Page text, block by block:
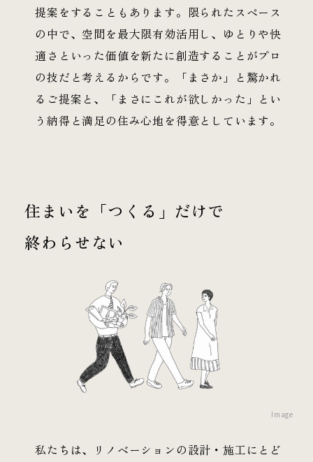
提案をすることもあります。限られたスペース
の中で、空間を最大限有効活用し、ゆとりや快
適さといった価値を新たに創造することがプロ
の技だと考えるからです。「まさか」と驚かれ
るご提案と、「まさにこれが欲しかった」とい
う納得と満足の住み心地を得意としています。
住まいを「つくる」だけで
終わらせない
Image
私たちは、リノベーションの設計・施工にとど